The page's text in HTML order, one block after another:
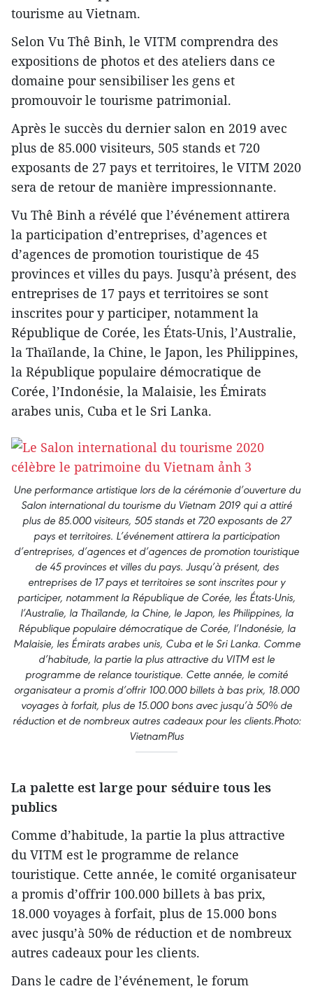
tourisme au Vietnam.
Selon Vu Thê Binh, le VITM comprendra des
expositions de photos et des ateliers dans ce
domaine pour sensibiliser les gens et
promouvoir le tourisme patrimonial.
Après le succès du dernier salon en 2019 avec
plus de 85.000 visiteurs, 505 stands et 720
exposants de 27 pays et territoires, le VITM 2020
sera de retour de manière impressionnante.
Vu Thê Binh a révélé que l’événement attirera
la participation d’entreprises, d’agences et
d’agences de promotion touristique de 45
provinces et villes du pays. Jusqu’à présent, des
entreprises de 17 pays et territoires se sont
inscrites pour y participer, notamment la
République de Corée, les États-Unis, l’Australie,
la Thaïlande, la Chine, le Japon, les Philippines,
la République populaire démocratique de
Corée, l’Indonésie, la Malaisie, les Émirats
arabes unis, Cuba et le Sri Lanka.
Une performance artistique lors de la cérémonie d’ouverture du
Salon international du tourisme du Vietnam 2019 qui a attiré
plus de 85.000 visiteurs, 505 stands et 720 exposants de 27
pays et territoires. L’événement attirera la participation
d’entreprises, d’agences et d’agences de promotion touristique
de 45 provinces et villes du pays. Jusqu’à présent, des
entreprises de 17 pays et territoires se sont inscrites pour y
participer, notamment la République de Corée, les États-Unis,
l’Australie, la Thaïlande, la Chine, le Japon, les Philippines, la
République populaire démocratique de Corée, l’Indonésie, la
Malaisie, les Émirats arabes unis, Cuba et le Sri Lanka. Comme
d’habitude, la partie la plus attractive du VITM est le
programme de relance touristique. Cette année, le comité
organisateur a promis d’offrir 100.000 billets à bas prix, 18.000
voyages à forfait, plus de 15.000 bons avec jusqu’à 50% de
réduction et de nombreux autres cadeaux pour les clients.Photo:
VietnamPlus
La palette est large pour séduire tous les
publics
Comme d’habitude, la partie la plus attractive
du VITM est le programme de relance
touristique. Cette année, le comité organisateur
a promis d’offrir 100.000 billets à bas prix,
18.000 voyages à forfait, plus de 15.000 bons
avec jusqu’à 50% de réduction et de nombreux
autres cadeaux pour les clients.
Dans le cadre de l’événement, le forum